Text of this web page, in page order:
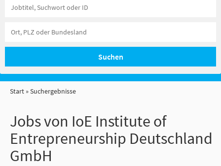
Suchen
Start Suchergebnisse
Jobs von IoE Institute of
Entrepreneurship Deutschland
GmbH